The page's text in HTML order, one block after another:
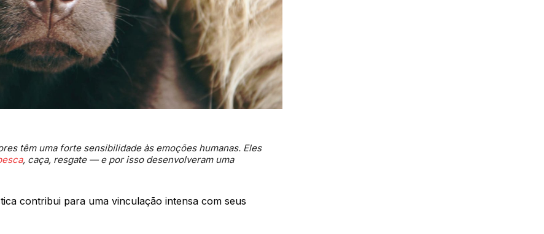
têm uma forte sensibilidade às emoções humanas. Eles
, caça, resgate — e por isso desenvolveram uma
contribui para uma vinculação intensa com seus